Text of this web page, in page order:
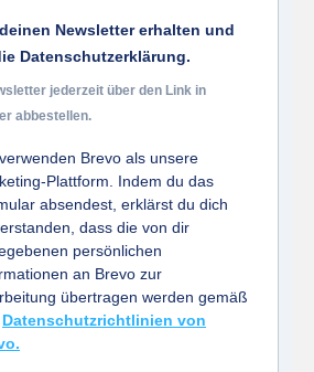
Newsletter erhalten und
Datenschutzerklärung.
jederzeit über den Link in
abbestellen.
Brevo als unsere
Plattform. Indem du das
absendest, erklärst du dich
dass die von dir
persönlichen
an Brevo zur
übertragen werden gemäß
Datenschutzrichtlinien von